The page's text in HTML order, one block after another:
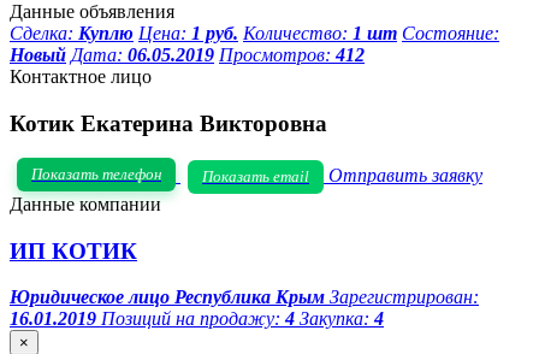
Данные объявления
Сделка: Куплю Цена: 1 руб. Количество: 1 шт Состояние:
Новый Дата: 06.05.2019 Просмотров:412
Контактное лицо
Котик Екатерина Викторовна
Показать телефон Показать email
Отправить заявку
Данные компании
ИП КОТИК
Юридическое лицо Республика Крым Зарегистрирован:
16.01.2019 Позиций на продажу:4 Закупка:4
×